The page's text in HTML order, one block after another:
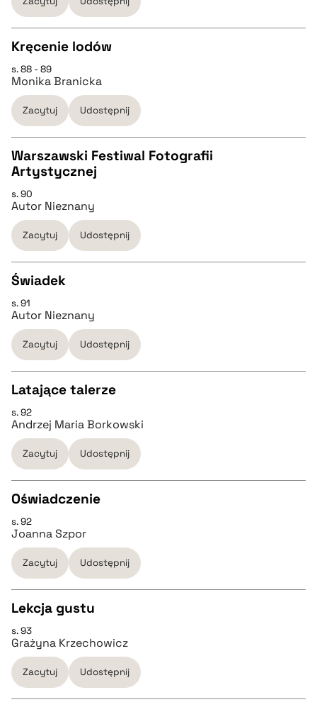
pobierz cytat
BIBTEX
pobierz cytat
CZYSTY TEKST
pobierz cytat
BIBTEX
Kręcenie lodów
s. 88 - 89
Monika Branicka
Zacytuj Udostępnij
CZYSTY TEKST
pobierz cytat
BIBTEX
Warszawski Festiwal Fotografii
Artystycznej
s. 90
Autor Nieznany
Zacytuj Udostępnij
CZYSTY TEKST
pobierz cytat
BIBTEX
pobierz cytat
Świadek
s. 91
Autor Nieznany
Zacytuj Udostępnij
CZYSTY TEKST
pobierz cytat
BIBTEX
pobierz cytat
Latające talerze
s. 92
Andrzej Maria Borkowski
Zacytuj Udostępnij
CZYSTY TEKST
pobierz cytat
BIBTEX
pobierz cytat
Oświadczenie
s. 92
Joanna Szpor
Zacytuj Udostępnij
CZYSTY TEKST
pobierz cytat
Lekcja gustu
s. 93
Grażyna Krzechowicz
Zacytuj Udostępnij